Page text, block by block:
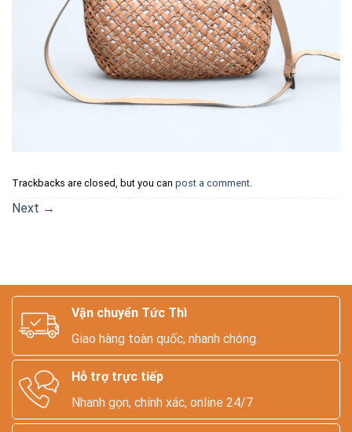
Trackbacks are closed, but you can post a comment.
Next →
Vận chuyển Tức Thì
Giao hàng toàn quốc, nhanh chóng.
Hỗ trợ trực tiếp
Nhanh gọn, chính xác, online 24/7